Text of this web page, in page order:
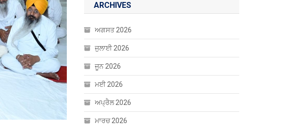
ARCHIVES
ਅਗਸਤ 2026
ਜੁਲਾਈ 2026
ਜੂਨ 2026
ਮਈ 2026
ਅਪ੍ਰੈਲ 2026
ਮਾਰਚ 2026